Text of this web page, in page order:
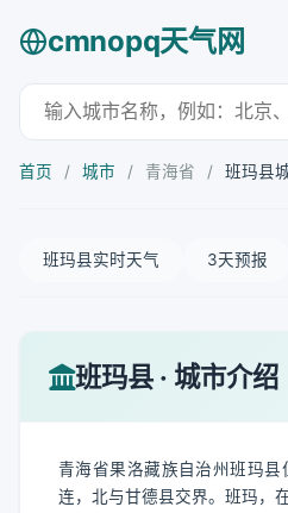
cmnopq天气网
首页 / 城市 / 青海省 / 班玛县
班玛县实时天气 3天预报
班玛县 · 城市介绍
青海省果洛藏族自治州班玛
连，北与甘德县交界。班玛，